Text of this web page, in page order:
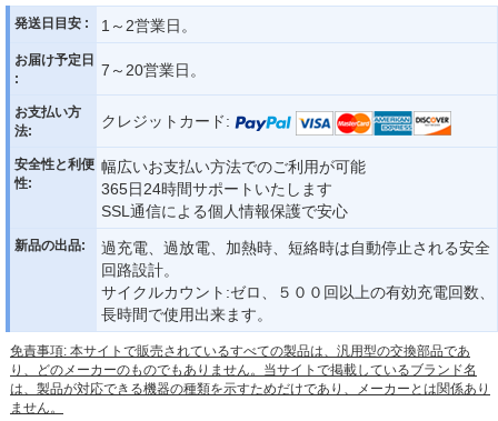
発送日目安 : 1～2営業日。
お届け予定日
:
7～20営業日。
お支払い方
法:
クレジットカード:
安全性と利便
性:
幅広いお支払い方法でのご利用が可能
365日24時間サポートいたします
SSL通信による個人情報保護で安心
新品の出品:
過充電、過放電、加熱時、短絡時は自動停止される安全
回路設計。
サイクルカウント:ゼロ、５００回以上の有効充電回数、
長時間で使用出来ます。
免責事項: 本サイトで販売されているすべての製品は、汎用型の交換部品であ
り、どのメーカーのものでもありません。当サイトで掲載しているブランド名
は、製品が対応できる機器の種類を示すためだけであり、メーカーとは関係あり
ません。